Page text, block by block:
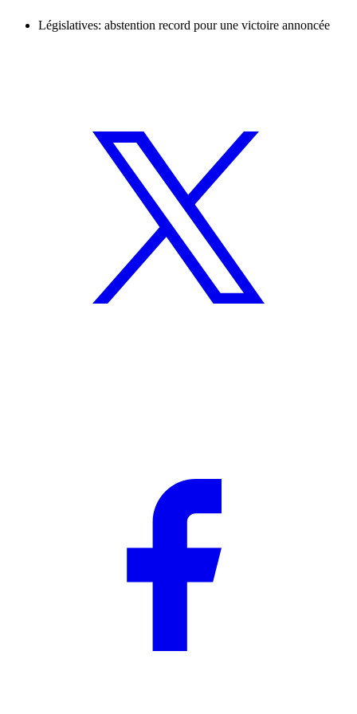
Législatives: abstention record pour une victoire annoncée